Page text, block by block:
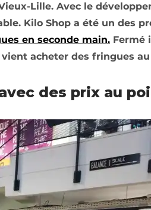
Lille. Avec le
Kilo Shop a été un des
en seconde main. Fermé
acheter des fringues
des prix au